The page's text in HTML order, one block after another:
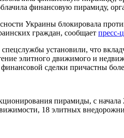
финансовую пирамиду,
Украины блокировала
граждан, сообщает пресс-
установили, что
элитного движимого и
сделки причастны
пирамиды, с начала
18 элитных